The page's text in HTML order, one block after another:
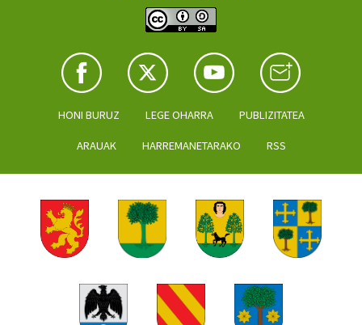
HONI BURUZ LEGE OHARRA PUBLIZITATEA
ARAUAK HARREMANETARAKO RSS